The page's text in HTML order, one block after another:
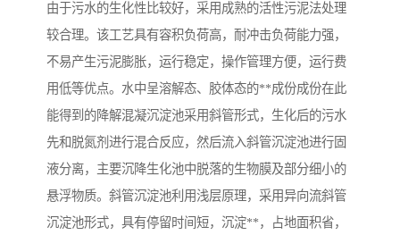
由于污水的生化性比较好，采用成熟的活性污泥法处理
较合理。该工艺具有容积负荷高，耐冲击负荷能力强，
不易产生污泥膨胀，运行稳定，操作管理方便，运行费
用低等优点。水中呈溶解态、胶体态的**成份成份在此
能得到的降解混凝沉淀池采用斜管形式，生化后的污水
先和脱氮剂进行混合反应，然后流入斜管沉淀池进行固
液分离，主要沉降生化池中脱落的生物膜及部分细小的
悬浮物质。斜管沉淀池利用浅层原理，采用异向流斜管
沉淀池形式，具有停留时间短，沉淀**，占地面积省，
农村生活污水处理设备 玻璃钢污水处理设备
疗养院污水处理设备 屠宰场污水处理
生活污水处理设备 医疗污水处理设备
风景区生活一体化设备 纺织印染废水